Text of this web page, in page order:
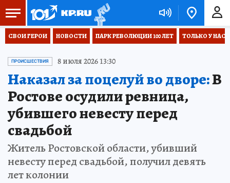
СВОИ ГЕРОИ НОВОСТИ ПАРК РЕВОЛЮЦИИ 100 ЛЕТ ТОЛЬКО У НАС
ПРОИСШЕСТВИЯ 8 июля 2026 13:30
Наказал за поцелуй во дворе:В
Ростове осудили ревница,
убившего невесту перед
свадьбой
Житель Ростовской области, убивший
невесту перед свадьбой, получил девять
лет колонии